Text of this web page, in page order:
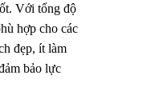
Với tổng độ
hợp cho các
đẹp, ít làm
bảo lực